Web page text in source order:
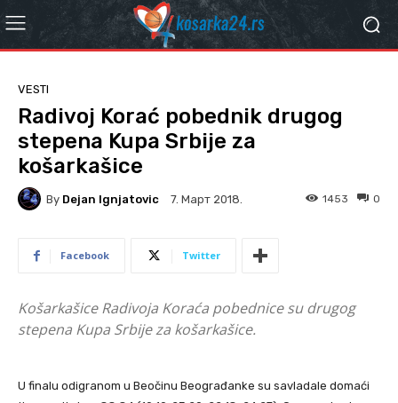
VESTI
Radivoj Korać pobednik drugog
stepena Kupa Srbije za
košarkašice
By Dejan Ignjatovic 7. Март 2018. 0
1453
Facebook Twitter
Košarkašice Radivoja Koraća pobednice su drugog
stepena Kupa Srbije za košarkašice.
U finalu odigranom u Beočinu Beograđanke su savladale domaći